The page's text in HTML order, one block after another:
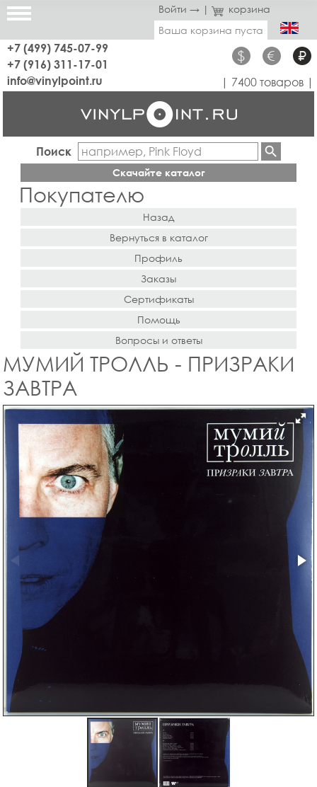
Войти → |
корзина
Ваша корзина пуста
+7 (499) 745-07-99
+7 (916) 311-17-01
$ € ₽
info@vinylpoint.ru | 7400 товаров |
Поиск
Скачайте каталог
Покупателю
Назад
Вернуться в каталог
Профиль
Заказы
Сертификаты
Помощь
Вопросы и ответы
МУМИЙ ТРОЛЛЬ - ПРИЗРАКИ
ЗАВТРА